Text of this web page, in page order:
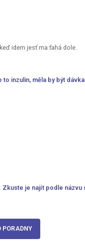
idem jesť ma ťahá dole.
inzulin, měla by být
Zkuste je najít podle
PORADNY